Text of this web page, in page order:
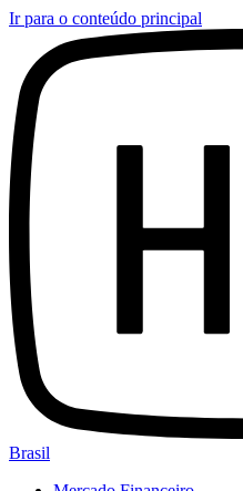
Ir para o conteúdo principal
Brasil